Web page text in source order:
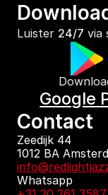
Luister 24/7 via
Google
Contact
Zeedijk 44
1012 BA
Whatsapp